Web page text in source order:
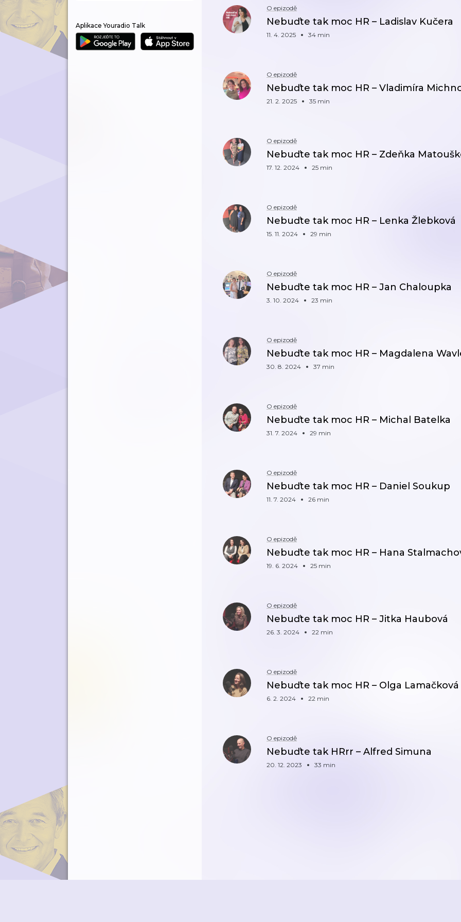
Aplikace Youradio Talk
O epizodě
Nebuďte tak moc HR – Ladislav Kučera
11. 4. 2025 34 min
O epizodě
Nebuďte tak moc HR – Vladimíra
21. 2. 2025 35 min
O epizodě
Nebuďte tak moc HR – Zdeňka
17. 12. 2024 25 min
O epizodě
Nebuďte tak moc HR – Lenka Žlebková
15. 11. 2024 29 min
O epizodě
Nebuďte tak moc HR – Jan Chaloupka
3. 10. 2024 23 min
O epizodě
Nebuďte tak moc HR – Magdalena
30. 8. 2024 37 min
O epizodě
Nebuďte tak moc HR – Michal Batelka
31. 7. 2024 29 min
O epizodě
Nebuďte tak moc HR – Daniel Soukup
11. 7. 2024 26 min
O epizodě
Nebuďte tak moc HR – Hana
19. 6. 2024 25 min
O epizodě
Nebuďte tak moc HR – Jitka Haubová
26. 3. 2024 22 min
O epizodě
Nebuďte tak moc HR – Olga Lamačková
6. 2. 2024 22 min
O epizodě
Nebuďte tak HRrr – Alfred Simuna
20. 12. 2023 33 min